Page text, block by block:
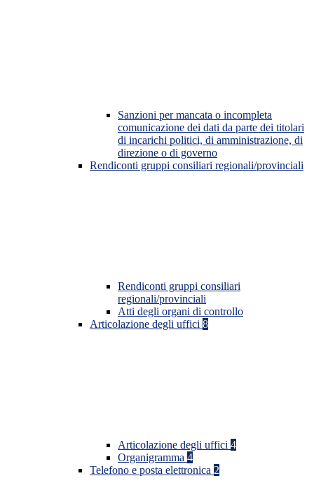
Sanzioni per mancata o incompleta
comunicazione dei dati da parte dei titolari
di incarichi politici, di amministrazione, di
direzione o di governo
Rendiconti gruppi consiliari regionali/provinciali
Rendiconti gruppi consiliari
regionali/provinciali
Atti degli organi di controllo
Articolazione degli uffici 8
Articolazione degli uffici 4
Organigramma 4
Telefono e posta elettronica 2